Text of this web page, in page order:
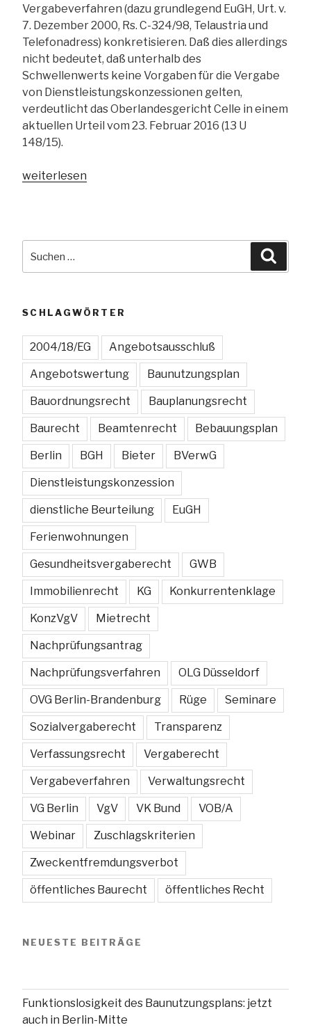
Vergabeverfahren (dazu grundlegend EuGH, Urt. v.
7. Dezember 2000, Rs. C-324/98, Telaustria und
Telefonadress) konkretisieren. Daß dies allerdings
nicht bedeutet, daß unterhalb des
Schwellenwerts keine Vorgaben für die Vergabe
von Dienstleistungskonzessionen gelten,
verdeutlicht das Oberlandesgericht Celle in einem
aktuellen Urteil vom 23. Februar 2016 (13 U
148/15).
„Die
bleibt
auch
unterhalb
neuen
nicht
vergaberechtsfrei“
weiterlesen
nach:
SCHLAGWÖRTER
2004/18/EG Angebotsausschluß
Angebotswertung Baunutzungsplan
Bauordnungsrecht Bauplanungsrecht
Baurecht Beamtenrecht Bebauungsplan
Berlin BGH Bieter BVerwG
Dienstleistungskonzession
dienstliche Beurteilung EuGH
Ferienwohnungen
Gesundheitsvergaberecht GWB
Immobilienrecht KG Konkurrentenklage
KonzVgV Mietrecht
Nachprüfungsantrag
Nachprüfungsverfahren OLG Düsseldorf
OVG Berlin-Brandenburg Rüge Seminare
Sozialvergaberecht Transparenz
Verfassungsrecht Vergaberecht
Vergabeverfahren Verwaltungsrecht
VG Berlin VgV VK Bund VOB/A
Webinar Zuschlagskriterien
Zweckentfremdungsverbot
öffentliches Baurecht öffentliches Recht
NEUESTE BEITRÄGE
Funktionslosigkeit des Baunutzungsplans: jetzt
auch in Berlin-Mitte